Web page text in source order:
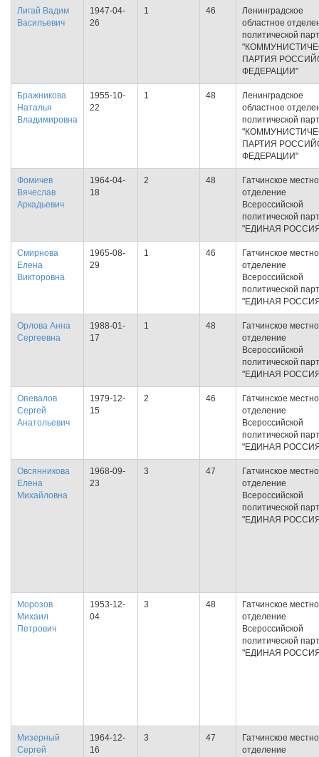
Лигай Вадим
Васильевич
1947-04-
26
1 46
Ленинградское
областное
политической
ПАРТИЯ
ФЕДЕРАЦИИ"
Бражникова
Наталья
Владимировна
1955-10-
22
1 48
Ленинградское
областное
политической
ПАРТИЯ
ФЕДЕРАЦИИ"
Фомичев
Вячеслав
Аркадьевич
1964-04-
18
2 48
Гатчинское
отделение
Всероссийской
политической
"ЕДИНАЯ
Смирнова
Елена
Викторовна
1965-08-
29
1 46
Гатчинское
отделение
Всероссийской
политической
"ЕДИНАЯ
Орлова Анна
Сергеевна
1988-01-
17
1 48
Гатчинское
отделение
Всероссийской
политической
"ЕДИНАЯ
Опевалов
Сергей
Анатольевич
1979-12-
15
2 46
Гатчинское
отделение
Всероссийской
политической
"ЕДИНАЯ
Овсянникова
Елена
Михайловна
1968-09-
23
3 47
Гатчинское
отделение
Всероссийской
политической
"ЕДИНАЯ
Морозов
Михаил
Петрович
1953-12-
04
3 48
Гатчинское
отделение
Всероссийской
политической
"ЕДИНАЯ
Мизерный
Сергей
1964-12-
16
3 47
Гатчинское
отделение